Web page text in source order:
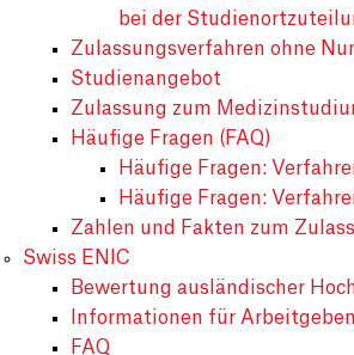
bei der
Zulassungsverfahren ohne
Studienangebot
Zulassung zum
Häufige Fragen (FAQ)
Häufige Fragen:
Häufige Fragen:
Zahlen und Fakten zum
Swiss ENIC
Bewertung ausländischer
Informationen für
FAQ